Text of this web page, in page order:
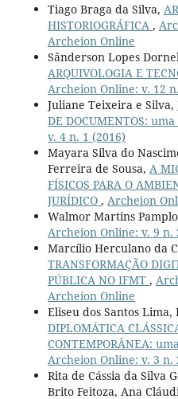
Tiago Braga da Silva,
HISTORIOGRÁFICA ,
Archeion Online
Sânderson Lopes
ARQUIVOLOGIA E
Archeion Online: v. 12
Juliane Teixeira e Silva,
DE DOCUMENTOS:
v. 4 n. 1 (2016)
Mayara Silva do
Ferreira de Sousa, A
FÍSICOS PARA O
JURÍDICO , Archeion
Walmor Martins
Archeion Online: v. 9 n.
Marcílio Herculano da
TRANSFORMAÇÃO
PÚBLICA NO IFMT ,
Archeion Online
Eliseu dos Santos Lima,
DIPLOMÁTICA
CONTEMPORÂNEA:
Archeion Online: v. 3 n.
Rita de Cássia da Silva
Brito Feitoza, Ana